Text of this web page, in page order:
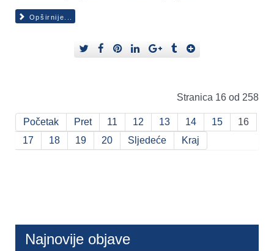
Opširnije...
Stranica 16 od 258
Početak Pret 11 12 13 14 15
16
17
18 19 20 Sljedeće Kraj
Najnovije objave